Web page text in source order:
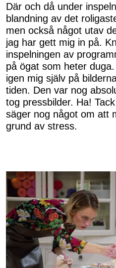
Där och då under
blandning av det
men också något utav
jag har gett mig in på.
inspelningen av
på ögat som heter
igen mig själv på
tiden. Den var nog
tog pressbilder. Ha!
säger nog något om att
grund av stress.